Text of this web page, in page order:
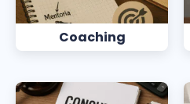
Coaching